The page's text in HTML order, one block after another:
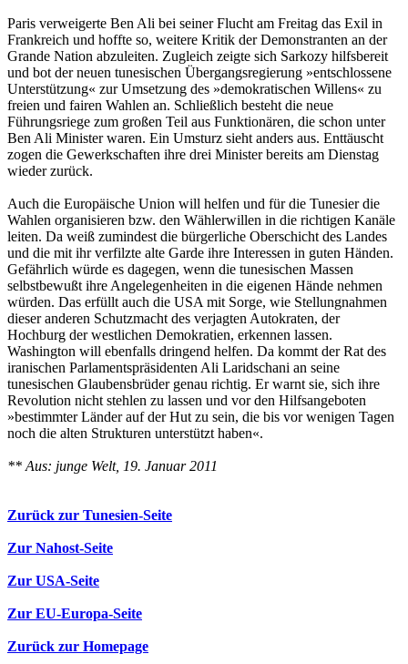
Paris verweigerte Ben Ali bei seiner Flucht am Freitag das Exil in
Frankreich und hoffte so, weitere Kritik der Demonstranten an der
Grande Nation abzuleiten. Zugleich zeigte sich Sarkozy hilfsbereit
und bot der neuen tunesischen Übergangsregierung »entschlossene
Unterstützung« zur Umsetzung des »demokratischen Willens« zu
freien und fairen Wahlen an. Schließlich besteht die neue
Führungsriege zum großen Teil aus Funktionären, die schon unter
Ben Ali Minister waren. Ein Umsturz sieht anders aus. Enttäuscht
zogen die Gewerkschaften ihre drei Minister bereits am Dienstag
wieder zurück.
Auch die Europäische Union will helfen und für die Tunesier die
Wahlen organisieren bzw. den Wählerwillen in die richtigen Kanäle
leiten. Da weiß zumindest die bürgerliche Oberschicht des Landes
und die mit ihr verfilzte alte Garde ihre Interessen in guten Händen.
Gefährlich würde es dagegen, wenn die tunesischen Massen
selbstbewußt ihre Angelegenheiten in die eigenen Hände nehmen
würden. Das erfüllt auch die USA mit Sorge, wie Stellungnahmen
dieser anderen Schutzmacht des verjagten Autokraten, der
Hochburg der westlichen Demokratien, erkennen lassen.
Washington will ebenfalls dringend helfen. Da kommt der Rat des
iranischen Parlamentspräsidenten Ali Laridschani an seine
tunesischen Glaubensbrüder genau richtig. Er warnt sie, sich ihre
Revolution nicht stehlen zu lassen und vor den Hilfsangeboten
»bestimmter Länder auf der Hut zu sein, die bis vor wenigen Tagen
noch die alten Strukturen unterstützt haben«.
** Aus: junge Welt, 19. Januar 2011
Zurück zur Tunesien-Seite
Zur Nahost-Seite
Zur USA-Seite
Zur EU-Europa-Seite
Zurück zur Homepage